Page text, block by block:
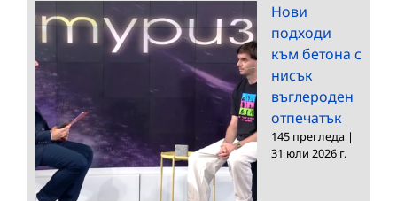
Нови
подходи
към бетона с
нисък
въглероден
отпечатък
145 прегледа |
31 юли 2026 г.